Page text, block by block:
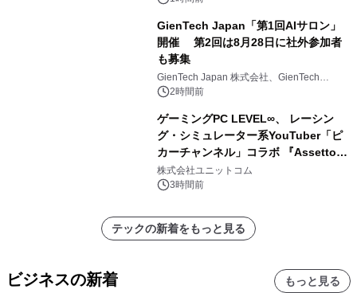
GienTech Japan「第1回AIサロン」
開催 第2回は8月28日に社外参加者
も募集
GienTech Japan 株式会社、GienTech
Consulting Japan 株式会社
2時間前
ゲーミングPC LEVEL∞、 レーシン
グ・シミュレーター系YouTuber「ピ
カーチャンネル」コラボ 『Assetto
Corsa EVO』推奨パソコン販売中
株式会社ユニットコム
3時間前
テックの新着をもっと見る
ビジネスの新着 もっと見る